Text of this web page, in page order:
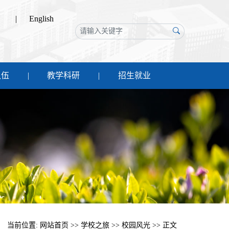
| English
教学科研 招生就业
当前位置: 网站首页 >> 学校之旅 >> 校园风光 >> 正文